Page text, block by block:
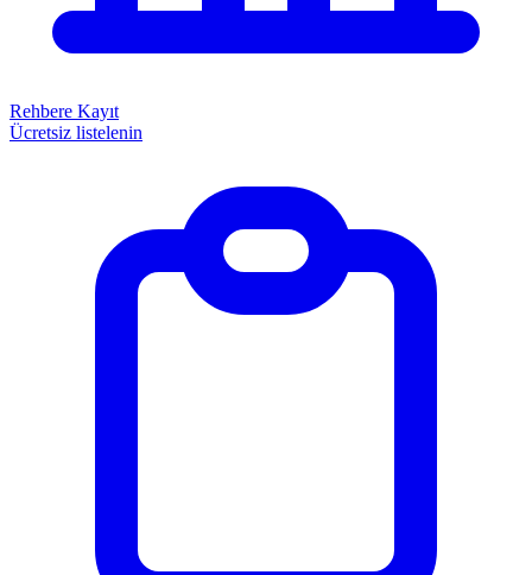
Rehbere Kayıt
Ücretsiz listelenin